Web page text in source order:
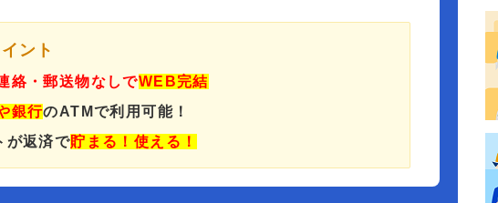
ント
絡・郵送物なしでWEB完結
銀行のATMで利用可能！
が返済で貯まる！使える！